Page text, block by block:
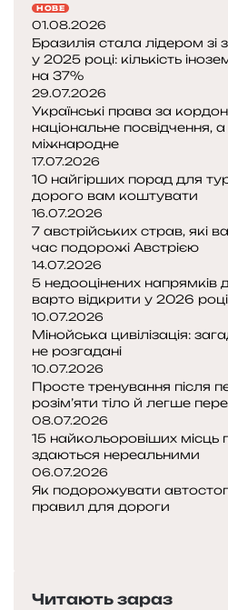
НОВЕ
01.08.2026
Бразилія стала лідером зі
у 2025 році: кількість
на 37%
29.07.2026
Українські права за
національне посвідчення,
міжнародне
17.07.2026
10 найгірших порад для
дорого вам коштувати
16.07.2026
7 австрійських страв, які
час подорожі Австрією
14.07.2026
5 недооцінених напрямків
варто відкрити у 2026 році
10.07.2026
Мінойська цивілізація:
не розгадані
10.07.2026
Просте тренування після
розім’яти тіло й легше
08.07.2026
15 найкольоровіших місць
здаються нереальними
06.07.2026
Як подорожувати
правил для дороги
Читають зараз